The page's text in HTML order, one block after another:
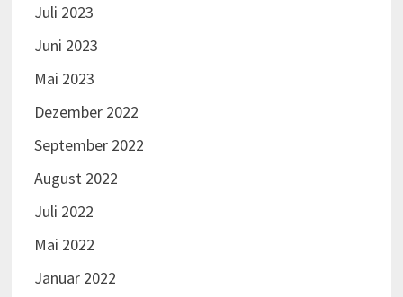
Juli 2023
Juni 2023
Mai 2023
Dezember 2022
September 2022
August 2022
Juli 2022
Mai 2022
Januar 2022